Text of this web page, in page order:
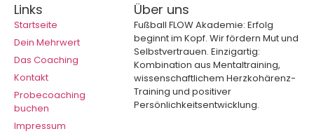
Links
Startseite
Dein Mehrwert
Das Coaching
Kontakt
Probecoaching
buchen
Impressum
Über uns
Fußball FLOW Akademie: Erfolg
beginnt im Kopf. Wir fördern Mut und
Selbstvertrauen. Einzigartig:
Kombination aus Mentaltraining,
wissenschaftlichem Herzkohärenz-
Training und positiver
Persönlichkeitsentwicklung.